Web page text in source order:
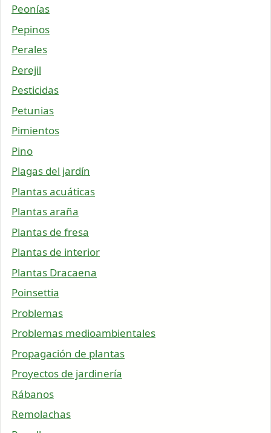
Peonías
Pepinos
Perales
Perejil
Pesticidas
Petunias
Pimientos
Pino
Plagas del jardín
Plantas acuáticas
Plantas araña
Plantas de fresa
Plantas de interior
Plantas Dracaena
Poinsettia
Problemas
Problemas medioambientales
Propagación de plantas
Proyectos de jardinería
Rábanos
Remolachas